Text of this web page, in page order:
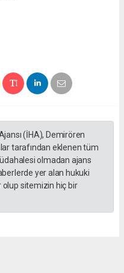
(İHA), Demirören
tarafından eklenen tüm
olmadan ajans
yer alan hukuki
sitemizin hiç bir